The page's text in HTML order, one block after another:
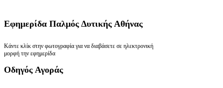
Εφημερίδα Παλμός Δυτικής Αθήνας
Κάντε κλίκ στην φωτογραφία για να διαβάσετε σε ηλεκτρονική
μορφή την εφημερίδα
Οδηγός Αγοράς